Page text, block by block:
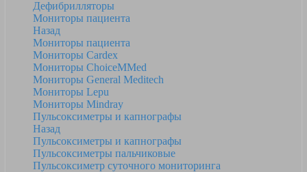
Дефибрилляторы
Мониторы пациента
Назад
Мониторы пациента
Мониторы Cardex
Мониторы ChoiceMMed
Мониторы General Meditech
Мониторы Lepu
Мониторы Mindray
Пульсоксиметры и капнографы
Назад
Пульсоксиметры и капнографы
Пульсоксиметры пальчиковые
Пульсоксиметр суточного мониторинга